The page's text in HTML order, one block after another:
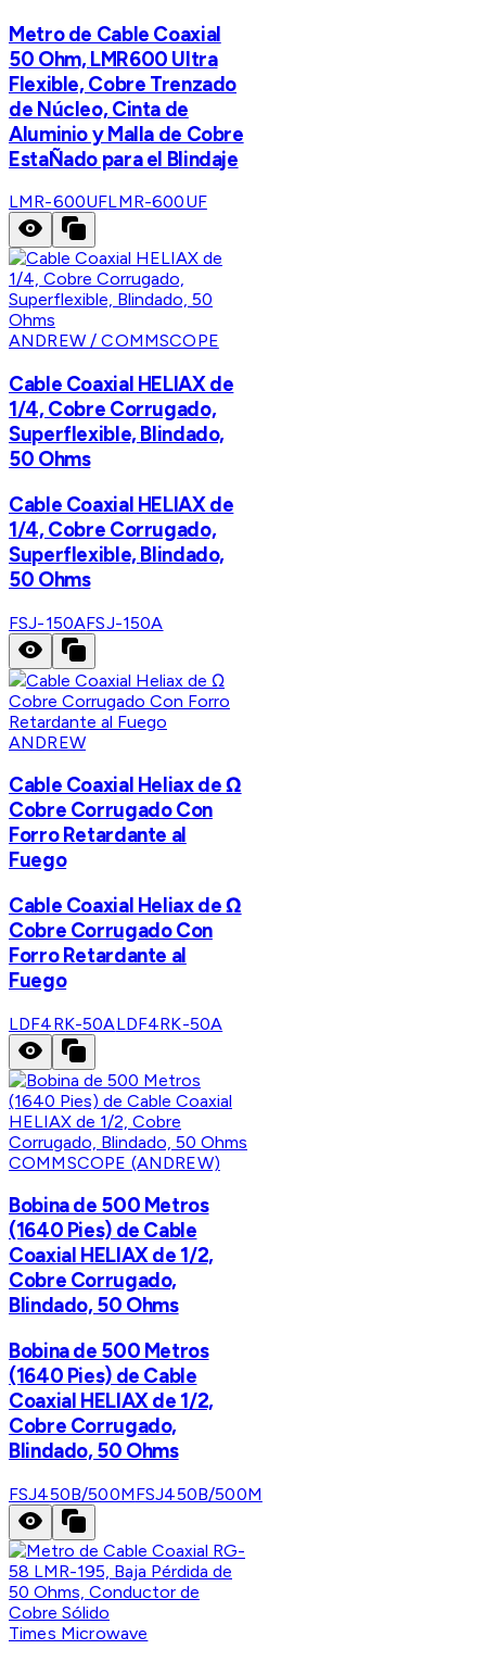
Metro de Cable Coaxial
50 Ohm, LMR600 Ultra
Flexible, Cobre Trenzado
de Núcleo, Cinta de
Aluminio y Malla de Cobre
EstaÑado para el Blindaje
LMR-600UFLMR-600UF
ANDREW / COMMSCOPE
Cable Coaxial HELIAX de
1/4, Cobre Corrugado,
Superflexible, Blindado,
50 Ohms
Cable Coaxial HELIAX de
1/4, Cobre Corrugado,
Superflexible, Blindado,
50 Ohms
FSJ-150AFSJ-150A
ANDREW
Cable Coaxial Heliax de Ω
Cobre Corrugado Con
Forro Retardante al
Fuego
Cable Coaxial Heliax de Ω
Cobre Corrugado Con
Forro Retardante al
Fuego
LDF4RK-50ALDF4RK-50A
COMMSCOPE (ANDREW)
Bobina de 500 Metros
(1640 Pies) de Cable
Coaxial HELIAX de 1/2,
Cobre Corrugado,
Blindado, 50 Ohms
Bobina de 500 Metros
(1640 Pies) de Cable
Coaxial HELIAX de 1/2,
Cobre Corrugado,
Blindado, 50 Ohms
FSJ450B/500MFSJ450B/500M
Times Microwave